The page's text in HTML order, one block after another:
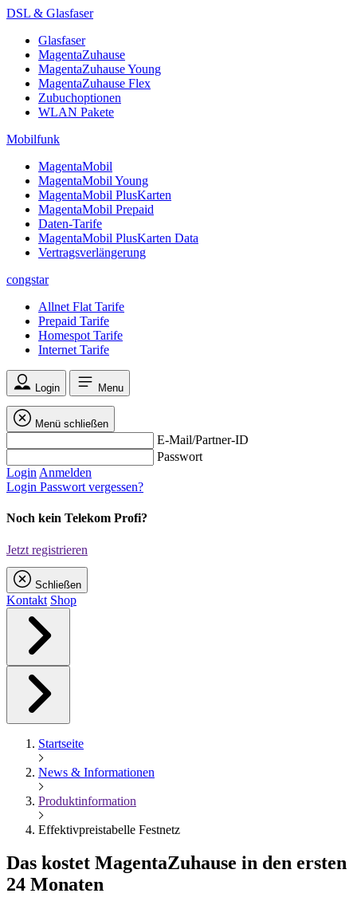
DSL & Glasfaser
Glasfaser
MagentaZuhause
MagentaZuhause Young
MagentaZuhause Flex
Zubuchoptionen
WLAN Pakete
Mobilfunk
MagentaMobil
MagentaMobil Young
MagentaMobil PlusKarten
MagentaMobil Prepaid
Daten-Tarife
MagentaMobil PlusKarten Data
Vertragsverlängerung
congstar
Allnet Flat Tarife
Prepaid Tarife
Homespot Tarife
Internet Tarife
Login Menu
Menü schließen
E-Mail/Partner-ID
Passwort
Login Anmelden
Login Passwort vergessen?
Noch kein Telekom Profi?
Jetzt registrieren
Schließen
Kontakt Shop
Startseite
News & Informationen
Produktinformation
Effektivpreistabelle Festnetz
Das kostet MagentaZuhause in den ersten
24 Monaten